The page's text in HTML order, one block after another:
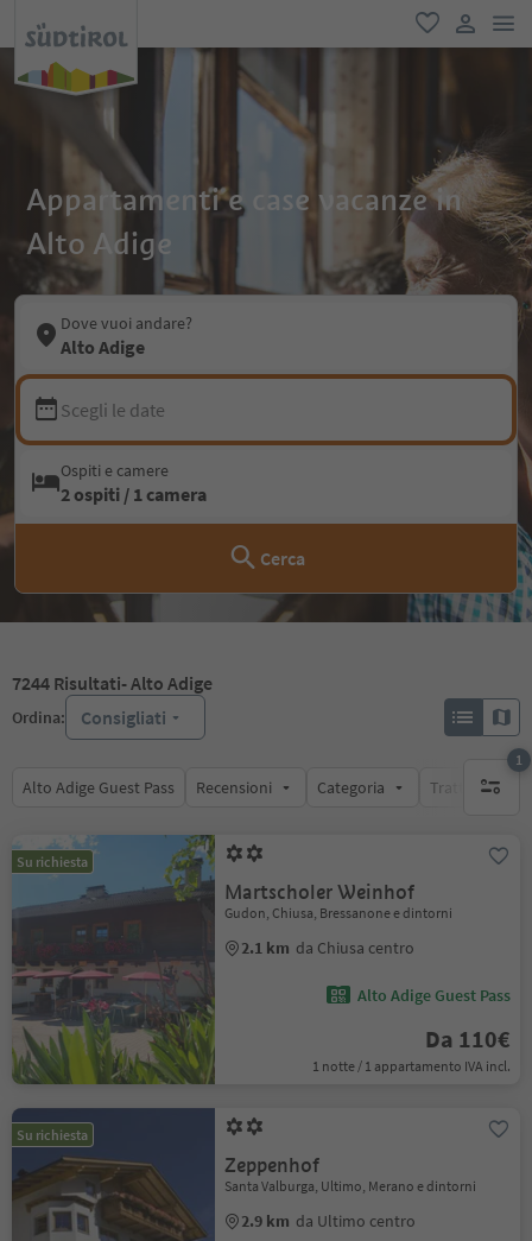
favoriti
user link
Appartamenti e case vacanze in
Alto Adige
Dove vuoi andare?
Alto Adige
Scegli le date
Ospiti e camere
2 ospiti / 1 camera
Cerca
7244 Risultati- Alto Adige
Ordina: Consigliati
Alto Adige Guest Pass Recensioni Categoria Trattamento
1
1 filtro
Su richiesta
Martscholer Weinhof
Gudon, Chiusa, Bressanone e dintorni
2.1 km da Chiusa centro
Alto Adige Guest Pass
Da 110€
1 notte / 1 appartamento IVA incl.
Su richiesta
Zeppenhof
Santa Valburga, Ultimo, Merano e dintorni
2.9 km da Ultimo centro